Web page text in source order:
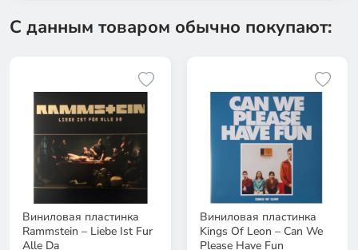
С данным товаром обычно покупают:
Виниловая пластинка
Rammstein – Liebe Ist Fur
Alle Da
Виниловая пластинка
Kings Of Leon – Can We
Please Have Fun